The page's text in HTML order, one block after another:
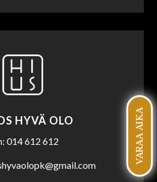
VARAA AIKA
HYVÄ OLO
014 612 612